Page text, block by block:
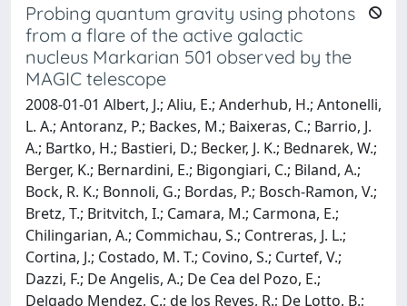
Probing quantum gravity using photons
from a flare of the active galactic
nucleus Markarian 501 observed by the
MAGIC telescope
2008-01-01 Albert, J.; Aliu, E.; Anderhub, H.; Antonelli,
L. A.; Antoranz, P.; Backes, M.; Baixeras, C.; Barrio, J.
A.; Bartko, H.; Bastieri, D.; Becker, J. K.; Bednarek, W.;
Berger, K.; Bernardini, E.; Bigongiari, C.; Biland, A.;
Bock, R. K.; Bonnoli, G.; Bordas, P.; Bosch-Ramon, V.;
Bretz, T.; Britvitch, I.; Camara, M.; Carmona, E.;
Chilingarian, A.; Commichau, S.; Contreras, J. L.;
Cortina, J.; Costado, M. T.; Covino, S.; Curtef, V.;
Dazzi, F.; De Angelis, A.; De Cea del Pozo, E.;
Delgado Mendez, C.; de los Reyes, R.; De Lotto, B.;